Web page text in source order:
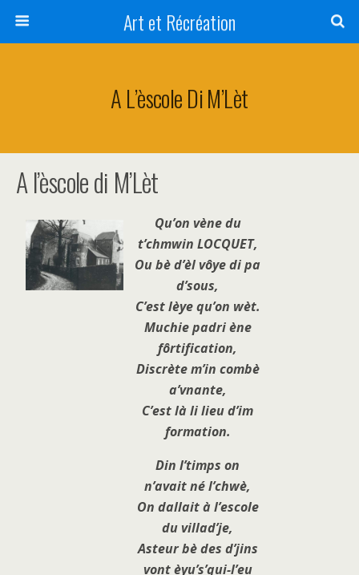
Art et Récréation
A L’èscole Di M’Lèt
A l’èscole di M’Lèt
Qu’on vène du
t’chmwin LOCQUET,
Ou bè d’èl vôye di pa
d’sous,
C’est lèye qu’on wèt.
Muchie padri ène
fôrtification,
Discrète m’in combè
a’vnante,
C’est là li lieu d’im
formation.
Din l’timps on
n’avait né l’chwè,
On dallait à l’escole
du villad’je,
Asteur bè des d’jins
vont èyu’s’qui-l’eu